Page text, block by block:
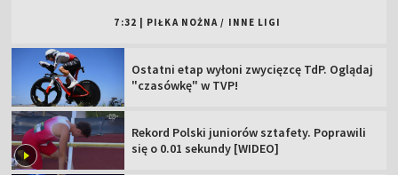
7:32 PIŁKA NOŻNA / INNE LIGI
Ostatni etap wyłoni zwycięzcę TdP. Oglądaj
"czasówkę" w TVP!
Rekord Polski juniorów sztafety. Poprawili
się o 0.01 sekundy [WIDEO]